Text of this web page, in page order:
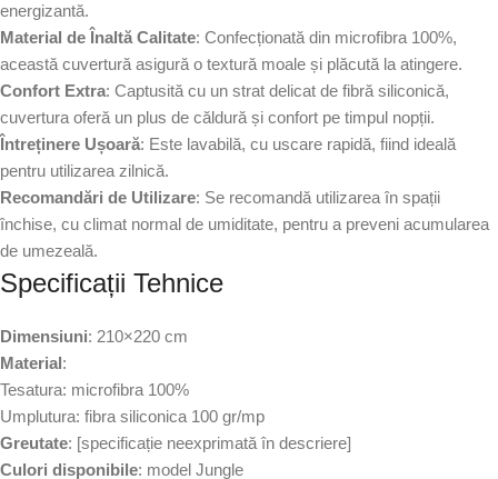
energizantă.
Material de Înaltă Calitate: Confecționată din microfibra 100%,
această cuvertură asigură o textură moale și plăcută la atingere.
Confort Extra: Captusită cu un strat delicat de fibră siliconică,
cuvertura oferă un plus de căldură și confort pe timpul nopții.
Întreținere Ușoară: Este lavabilă, cu uscare rapidă, fiind ideală
pentru utilizarea zilnică.
Recomandări de Utilizare: Se recomandă utilizarea în spații
închise, cu climat normal de umiditate, pentru a preveni acumularea
de umezeală.
Specificații Tehnice
Dimensiuni: 210×220 cm
Material:
Tesatura: microfibra 100%
Umplutura: fibra siliconica 100 gr/mp
Greutate: [specificație neexprimată în descriere]
Culori disponibile: model Jungle